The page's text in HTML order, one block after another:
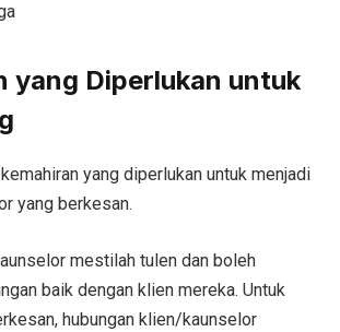
yang Diperlukan untuk
yang diperlukan untuk menjadi
yang berkesan.
mestilah tulen dan boleh
baik dengan klien mereka. Untuk
hubungan klien/kaunselor